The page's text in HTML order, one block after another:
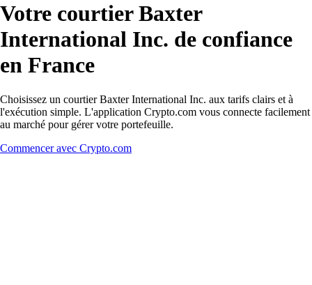
Votre courtier Baxter
International Inc. de confiance
en France
Choisissez un courtier Baxter International Inc. aux tarifs clairs et à
l'exécution simple. L'application Crypto.com vous connecte facilement
au marché pour gérer votre portefeuille.
Commencer avec Crypto.com